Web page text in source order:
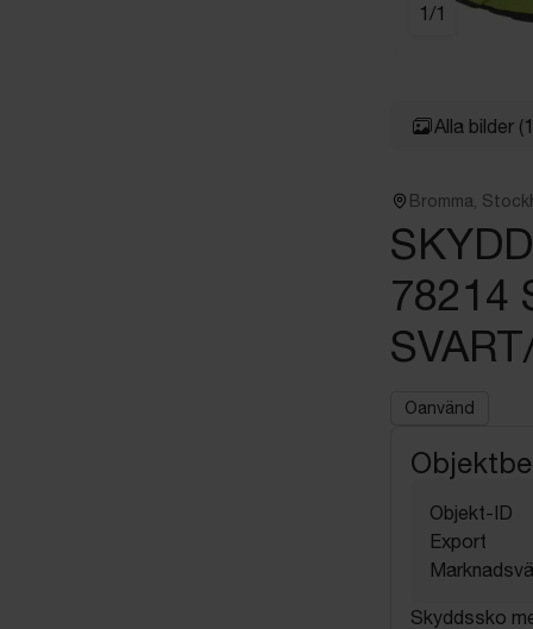
1 /1
Alla bilder
Bromma,
78214
Oanvänd
Objekt-ID
Export
Skyddssko